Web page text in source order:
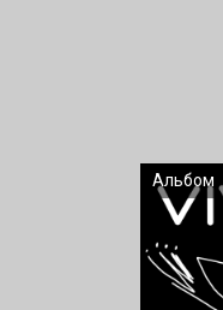
Альбом